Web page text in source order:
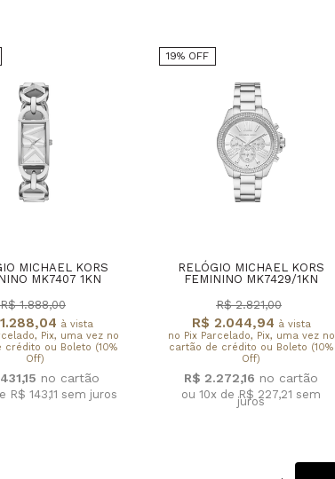
MICHAEL KORS
MK7407 1KN
à vista
Pix, uma vez no
crédito ou Boleto (10%
Off)
R$ 1.888,00
R$ 143,11 sem juros
19% OFF
RELÓGIO MICHAEL KORS
FEMININO MK7429/1KN
R$ 2.044,94 à vista
no Pix Parcelado, Pix, uma vez no
cartão de crédito ou Boleto (10%
Off)
R$ 2.821,00
R$ 2.272,16
ou 10x de R$ 227,21 sem
juros